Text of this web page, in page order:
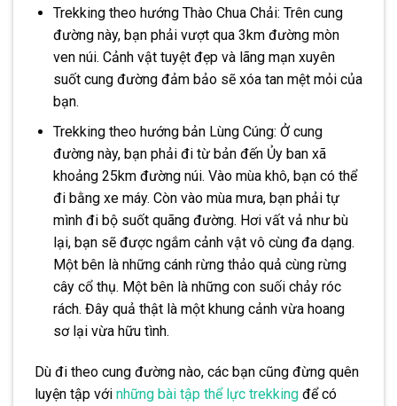
Trekking theo hướng Thào Chua Chải: Trên cung
đường này, bạn phải vượt qua 3km đường mòn
ven núi. Cảnh vật tuyệt đẹp và lãng mạn xuyên
suốt cung đường đảm bảo sẽ xóa tan mệt mỏi của
bạn.
Trekking theo hướng bản Lùng Cúng: Ở cung
đường này, bạn phải đi từ bản đến Ủy ban xã
khoảng 25km đường núi. Vào mùa khô, bạn có thể
đi bằng xe máy. Còn vào mùa mưa, bạn phải tự
mình đi bộ suốt quãng đường. Hơi vất vả như bù
lại, bạn sẽ được ngắm cảnh vật vô cùng đa dạng.
Một bên là những cánh rừng thảo quả cùng rừng
cây cổ thụ. Một bên là những con suối chảy róc
rách. Đây quả thật là một khung cảnh vừa hoang
sơ lại vừa hữu tình.
Dù đi theo cung đường nào, các bạn cũng đừng quên
luyện tập với những bài tập thể lực trekking để có